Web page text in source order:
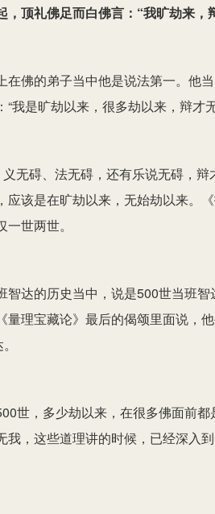
顶礼佛足而白佛言：“我旷劫来，
在佛的弟子当中他是说法第一。他
我是旷劫以来，很多劫以来，辩才
义无碍、法无碍，还有乐说无碍，
应该是在旷劫以来，无始劫以来。
世两世。
智达的历史当中，说是500世当班
量理宝藏论》最后的偈颂里面说，
世，多少劫以来，在很多佛面前
我，这些道理讲的时候，已经深入